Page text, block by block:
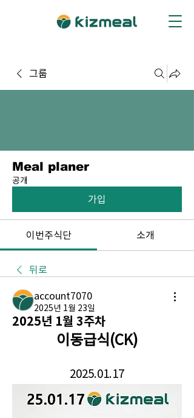
그룹
Meal planer
공개
가입
이번주식단 소개
뒤로
account7070
2025년 1월 23일
2025년 1월 3주차
이동급식(CK)
2025.01.17